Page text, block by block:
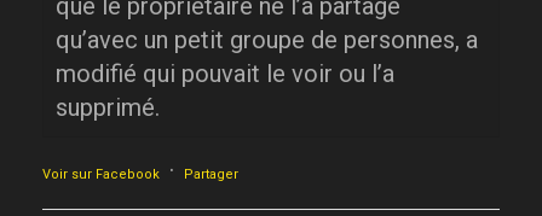
que le propriétaire ne l’a partagé
qu’avec un petit groupe de personnes, a
modifié qui pouvait le voir ou l’a
supprimé.
Voir sur Facebook · Partager